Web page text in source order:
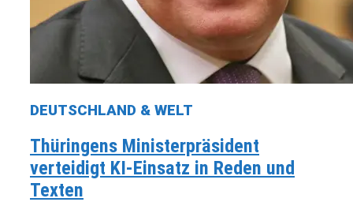
DEUTSCHLAND & WELT
Thüringens Ministerpräsident
verteidigt KI-Einsatz in Reden und
Texten